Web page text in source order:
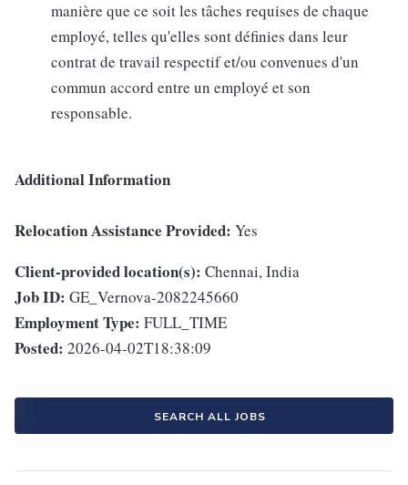
manière que ce soit les tâches requises de chaque
employé, telles qu'elles sont définies dans leur
contrat de travail respectif et/ou convenues d'un
commun accord entre un employé et son
responsable.
Additional Information
Relocation Assistance Provided: Yes
Client-provided location(s): Chennai, India
Job ID: GE_Vernova-2082245660
Employment Type: FULL_TIME
Posted: 2026-04-02T18:38:09
SEARCH ALL JOBS